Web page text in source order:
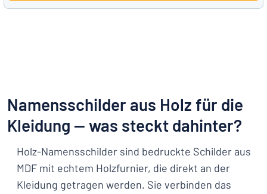
Namensschilder aus Holz für die
Kleidung — was steckt dahinter?
Holz-Namensschilder sind bedruckte Schilder aus
MDF mit echtem Holzfurnier, die direkt an der
Kleidung getragen werden. Sie verbinden das